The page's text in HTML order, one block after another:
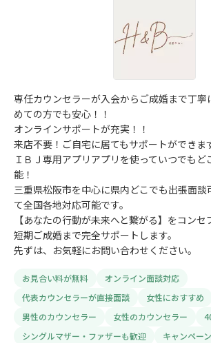
専任カウンセラーが入会からご成婚まで丁
めての方でも安心！！
オンラインサポートが充実！！
来店不要！ご自宅に居てもサポートができま
ＩＢＪ専用アプリアプリを使っていつでもど
能！
三重県松阪市を中心に県内どこでも出張面談
て全国各地対応可能です。
【あなたの行動が未来へと繋がる】をコン
短期ご成婚まで完全サポートします。
先ずは、お気軽にお問い合わせください。
お見合い料が無料
オンライン面談対応
代表カウンセラーが直接面談
女性におすすめ
男性のカウンセラー
女性のカウンセラー
シングルマザー・ファザーも歓迎
キャンペー